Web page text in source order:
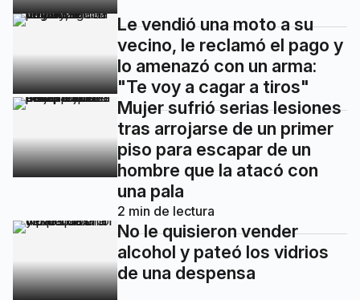
Le vendió una moto a su
vecino, le reclamó el pago y
lo amenazó con un arma:
"Te voy a cagar a tiros"
Mujer sufrió serias lesiones
tras arrojarse de un primer
piso para escapar de un
hombre que la atacó con
una pala
2 min de lectura
No le quisieron vender
alcohol y pateó los vidrios
de una despensa